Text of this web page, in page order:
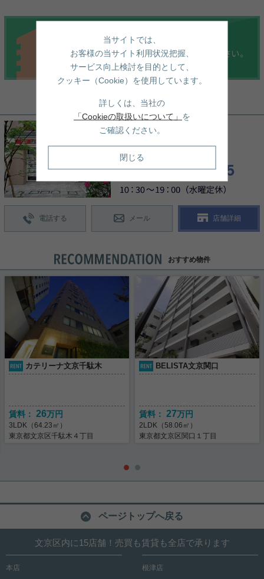
お問い合わせ先
電話する メール 店舗詳細
おすすめ物件
カテリーナ文京千駄木
賃料： 26万円
3LDK（64.23㎡）
東京都文京区千駄木４丁目
BELISTA文京関口
賃料： 27万円
2LDK（58.06㎡）
東京都文京区関口１丁目
ページトップへ戻る
文京区内に15店舗！売買も賃貸も全店で承ります
本店 根津店
当サイトでは、
お客様の当サイト利用状況把握、
サービス向上検討を目的として、
クッキー（Cookie）を使用しています。
詳しくは、当社の
「Cookieの取扱いについて」 を
ご確認ください。
閉じる